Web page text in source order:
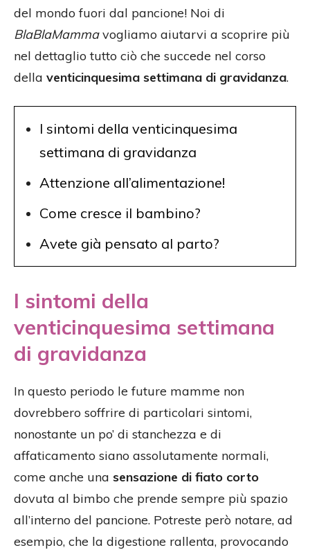
del mondo fuori dal pancione! Noi di
BlaBlaMammavogliamo aiutarvi a scoprire più
nel dettaglio tutto ciò che succede nel corso
della venticinquesima settimana di gravidanza.
I sintomi della venticinquesima
settimana di gravidanza
Attenzione all’alimentazione!
Come cresce il bambino?
Avete già pensato al parto?
I sintomi della
venticinquesima settimana
di gravidanza
In questo periodo le future mamme non
dovrebbero soffrire di particolari sintomi,
nonostante un po’ di stanchezza e di
affaticamento siano assolutamente normali,
come anche una sensazione di fiato corto
dovuta al bimbo che prende sempre più spazio
all’interno del pancione. Potreste però notare, ad
esempio, che la digestione rallenta, provocando